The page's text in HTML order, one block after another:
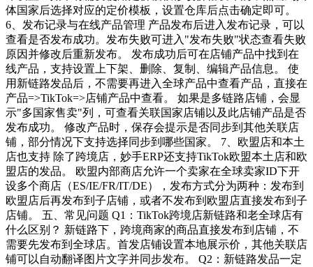
体国家后选择对应的定价模板，设置仓库后点击确定即可。
6、发布记录与在线产品管理 产品发布后进入发布记录，可以
查看是否发布成功。发布失败可进入"发布失败"状态查看失败
原因并修改后重新发布。 发布成功后可在店铺产品中找到在
线产品，支持设置上下架、删除、复制、编辑产品信息。 使
用新链路发品后，不需要再进入全球产品中查看产品，直接在
产品=>TikTok=>店铺产品中查看。 如果是多链路店铺，会显
示"多国家售卖"列，可查看关联国家店铺以及此店铺产品是否
发布成功。 修改产品时，保存会提示是否同步到其他关联店
铺，部分情况下支持选择同步到哪些国家。 7、欧盟店和本土
店也支持 除了跨境店，妙手ERP还支持TikTok欧盟本土店和欧
盟店的发品。 欧盟内部商店允许一个卖家在全球卖家ID下开
设多个商店（ES/IE/FR/IT/DE），发布方式分为两种：发布到
欧盟店后再发布到子店铺，或者不发布到欧盟店直接发布到子
店铺。 五、常见问题 Q1：TikTok跨境店新链路和老全球店有
什么区别？ 新链路下，跨境商家的商品直接发布到店铺，不
需要先发布到全球店。首发店铺设置本地展示价，其他关联店
铺可以自动翻译图片文字并同步发布。 Q2：新链路发品一定